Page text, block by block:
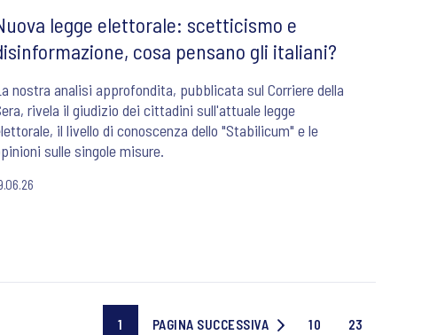
legge elettorale: scetticismo e
cosa pensano gli italiani?
nostra analisi approfondita, pubblicata sul Corriere della
rivela il giudizio dei cittadini sull'attuale legge
il livello di conoscenza dello "Stabilicum" e le
sulle singole misure.
1 PAGINA SUCCESSIVA 10 23